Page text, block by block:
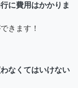
に費用はかかりま
きます！
なくてはいけない